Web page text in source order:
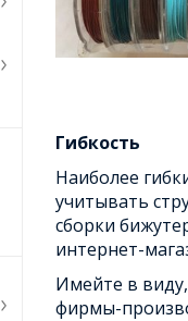
Гибкость
Наиболее
учитывать
сборки
интернет-
Имейте в
фирмы-